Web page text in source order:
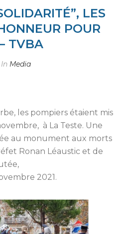
LES
POUR
TVBA
In Media
les pompiers étaient mis
à La Teste. Une
au monument aux morts
Ronan Léaustic et de
2021.